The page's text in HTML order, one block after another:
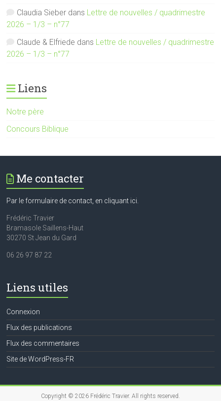
Claudia Sieber dans Lettre de nouvelles / quadrimestre
2026 – 1/3 – n°77
Claude & Elfriede dans Lettre de nouvelles / quadrimestre
2026 – 1/3 – n°77
Liens
Notre père
Concours Biblique
Me contacter
Par le formulaire de contact, en cliquant ici.
Frédéric Travier
Bramasole Saillens-Haut
30270 St Jean du Gard
06 26 97 87 22
Liens utiles
Connexion
Flux des publications
Flux des commentaires
Site de WordPress-FR
Copyright © 2026 Frédéric Travier. All rights reserved.